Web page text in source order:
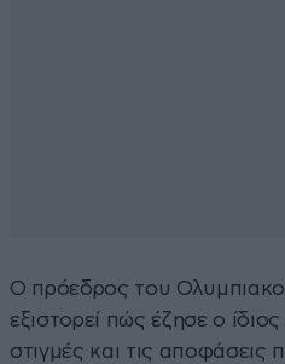
Ο πρόεδρος του
εξιστορεί πώς έζησε ο
στιγμές και τις αποφάσεις